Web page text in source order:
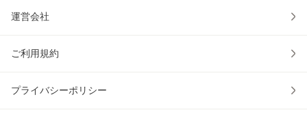
運営会社
ご利用規約
プライバシーポリシー